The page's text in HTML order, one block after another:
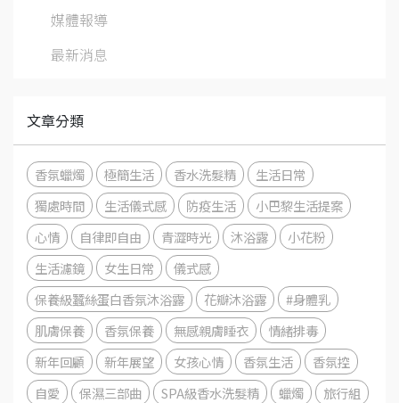
媒體報導
最新消息
文章分類
香氛蠟燭 極簡生活 香水洗髮精
生活日常
獨處時間
生活儀式感 防疫生活
小巴黎生活提案
心情
自律即自由 青澀時光 沐浴露
小花粉
生活濾鏡
女生日常
儀式感
保養級蠶絲蛋白香氛沐浴露
花瓣沐浴露
#身體乳
肌膚保養
香氛保養 無感親膚睡衣
情緒排毒
新年回顧
新年展望 女孩心情 香氛生活
香氛控
自愛
保濕三部曲 SPA級香水洗髮精 蠟燭
旅行組